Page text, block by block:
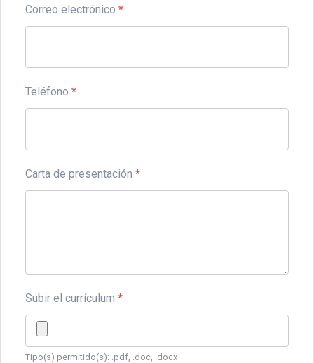
Correo electrónico *
Teléfono *
Carta de presentación *
Subir el currículum *
Tipo(s) permitido(s): .pdf, .doc, .docx